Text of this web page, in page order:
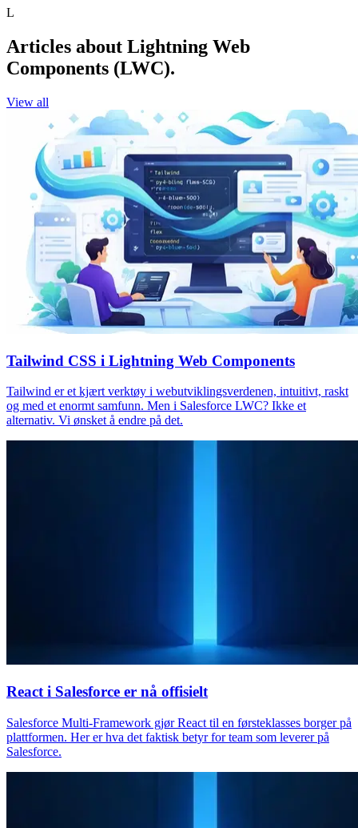
L
Articles about Lightning Web
Components (LWC).
View all
Tailwind CSS i Lightning Web Components
Tailwind er et kjært verktøy i webutviklingsverdenen, intuitivt, raskt
og med et enormt samfunn. Men i Salesforce LWC? Ikke et
alternativ. Vi ønsket å endre på det.
React i Salesforce er nå offisielt
Salesforce Multi-Framework gjør React til en førsteklasses borger på
plattformen. Her er hva det faktisk betyr for team som leverer på
Salesforce.